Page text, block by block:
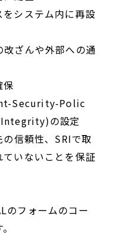
システム内に再設
ざんや外部への通
保
Security-Polic
の設定
信頼性、SRIで取
いないことを保証
のフォームのコー